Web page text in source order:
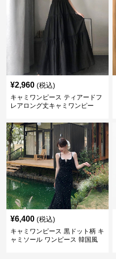
¥2,960 (税込)
キャミワンピース ティアードフ
レアロング丈キャミワンピー
¥6,400 (税込)
キャミワンピース 黒ドット柄 キ
ャミソール ワンピース 韓国風